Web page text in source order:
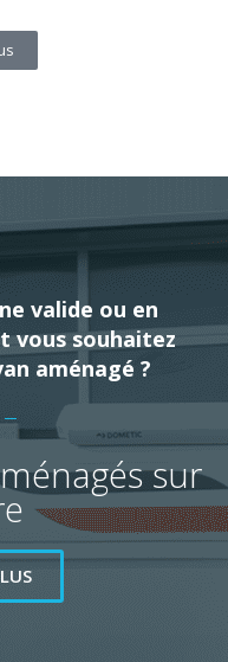
valide ou en
vous souhaitez
aménagé ?
sur